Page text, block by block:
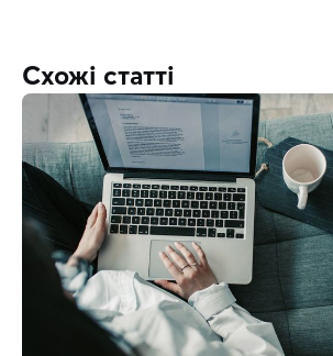
Схожі статті